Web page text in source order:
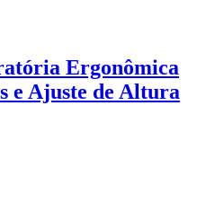
Ergonômica
e Ajuste de Altura